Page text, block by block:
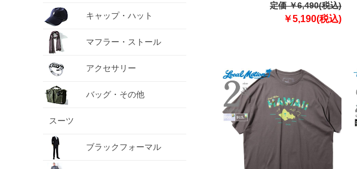
キャップ・ハット
マフラー・ストール
アクセサリー
バッグ・その他
スーツ
ブラックフォーマル
定価 ￥6,490(税込)
￥5,190(税込)